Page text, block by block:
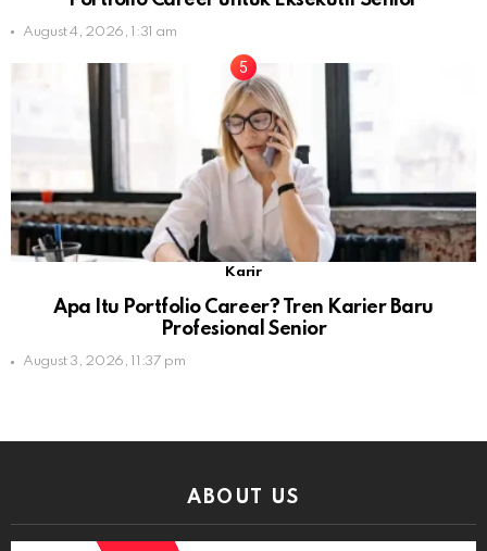
August 4, 2026, 1:31 am
Karir
Apa Itu Portfolio Career? Tren Karier Baru
Profesional Senior
August 3, 2026, 11:37 pm
ABOUT US